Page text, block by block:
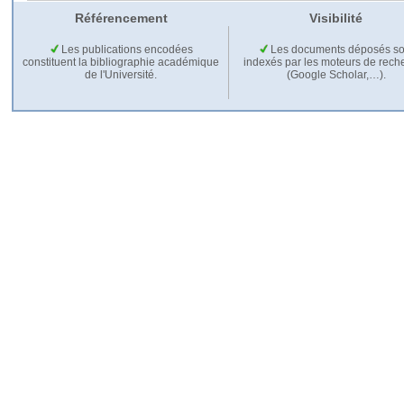
Référencement Visibilité
Les publications encodées
constituent la bibliographie académique
de l'Université.
Les documents déposés
indexés par les moteurs de
(Google Scholar,…).